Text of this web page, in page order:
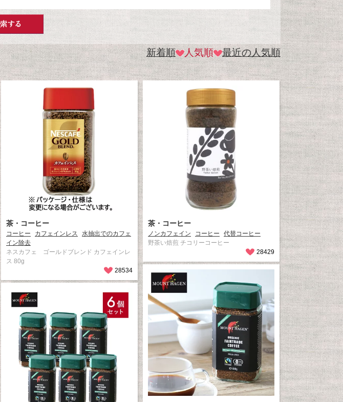
新着順 人気順 最近の人気順
茶・コーヒー
コーヒー カフェインレス
水抽出でのカフェ
イン除去
ネスカフェ ゴールドブレンド カフェインレ
ス 80g
28534
茶・コーヒー
ノンカフェイン コーヒー
代替コーヒー
野茶い焙煎 チコリーコーヒー
28429